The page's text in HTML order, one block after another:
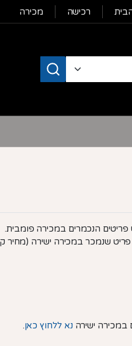
רכישה מכירה
פריטים הנכמרים במכירה פומבית.
שנמכר במכירה ישירה (מחיר
במכירה ישירה נא ללחוץ כאן.